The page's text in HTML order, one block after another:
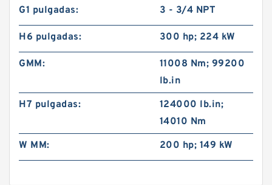
G1 pulgadas: 3 - 3/4 NPT
H6 pulgadas: 300 hp; 224 kW
GMM:
11008 Nm; 99200
lb.in
H7 pulgadas:
124000 lb.in;
14010 Nm
W MM:
200 hp; 149 kW